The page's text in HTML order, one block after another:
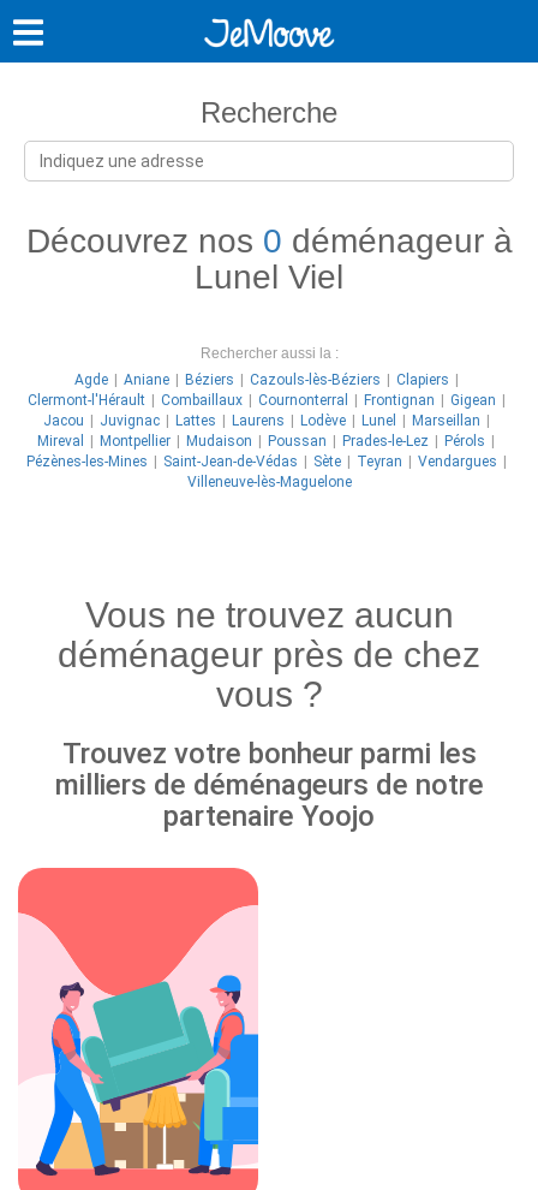
Recherche
Découvrez nos 0 déménageur à
Lunel Viel
Rechercher aussi la :
Agde
Aniane Béziers Cazouls-lès-Béziers
Clapiers
Clermont-l'Hérault
Combaillaux Cournonterral Frontignan
Gigean
Jacou
Juvignac Lattes Laurens Lodève Lunel
Marseillan
Mireval
Montpellier Mudaison Poussan Prades-le-Lez
Pérols
Pézènes-les-Mines
Saint-Jean-de-Védas Sète Teyran
Vendargues
Villeneuve-lès-Maguelone
Vous ne trouvez aucun
déménageur près de chez
vous ?
Trouvez votre bonheur parmi les
milliers de déménageurs de notre
partenaire Yoojo